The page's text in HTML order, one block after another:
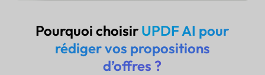
Pourquoi choisir UPDF AI pour
rédiger vos propositions
d’offres ?